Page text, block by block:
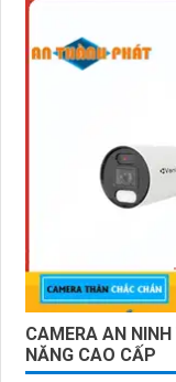
CAMERA AN
NĂNG CAO CẤP